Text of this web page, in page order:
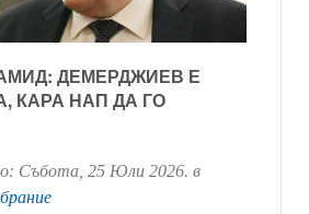
ДЕМЕРДЖИЕВ Е
КАРА НАП ДА ГО
Събота, 25 Юли 2026. в